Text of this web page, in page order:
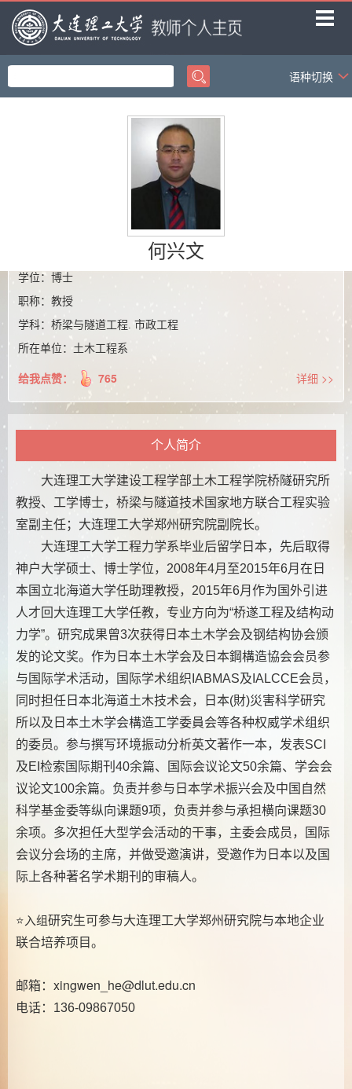
首页
语种切换
何兴文
学位：博士
职称：教授
学科：桥梁与隧道工程. 市政工程
所在单位：土木工程系
给我点赞： 765 详细 >>
个人简介
大连理工大学建设工程学部土木工程学院桥隧研究所
教授、工学博士，桥梁与隧道技术国家地方联合工程实验
室副主任；大连理工大学郑州研究院副院长。
大连理工大学工程力学系毕业后留学日本，先后取得
神户大学硕士、博士学位，
2008年4月至2015年6月在日
本国立北海道大学任助理教授，
2015年6月作为国外引进
人才回大连理工大学任教，专业方向为“桥遂工程及结构动
力学”。研究成果曾3次获得日本土木学会及钢结构协会颁
发的论文奖。作为日本土木学会及日本鋼構造協会会员参
与国际学术活动，国际学术组织 IABMAS及 IALCCE会员，
同时担任日本北海道土木技术会，日本(財)災害科学研究
所以及日本土木学会構造工学委員会等各种权威学术组织
的委员。参与撰写环境振动分析英文著作一本，发表SCI
及EI 检索国际期刊40余篇、国际会议论文50余篇、学会会
议论文100余篇。负责并参与日本学术振兴会及中国自然
科学基金委等纵向课题9项，负责并参与承担横向课题30
余项。多次担任大型学会活动的干事，主委会成员，国际
会议分会场的主席，并做受邀演讲，受邀作为日本以及国
际上各种著名学术期刊的审稿人。
⭐入组研究生可参与大连理工大学郑州研究院与本地企业
联合培养项目。
邮箱：xingwen_he@dlut.edu.cn
电话：
136-09867050